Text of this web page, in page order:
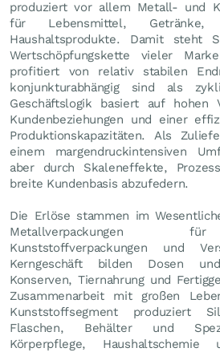
produziert vor allem Metall- und
für Lebensmittel, Getränke,
Haushaltsprodukte. Damit steht
Wertschöpfungskette vieler
profitiert von relativ stabilen
konjunkturabhängig sind als
Geschäftslogik basiert auf hohen
Kundenbeziehungen und einer
Produktionskapazitäten. Als
einem margendruckintensiven
aber durch Skaleneffekte,
breite Kundenbasis abzufedern.
Die Erlöse stammen im
Metallverpackungen
Kunststoffverpackungen und
Kerngeschäft bilden Dosen
Konserven, Tiernahrung und
Zusammenarbeit mit großen
Kunststoffsegment produziert
Flaschen, Behälter und
Körperpflege, Haushaltschemie